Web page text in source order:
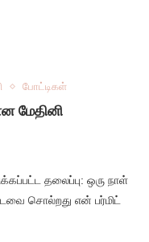
போட்டிகள்
மேதினி
தலைப்பு: ஒரு நாள்
சொல்றது என் பர்மிட்